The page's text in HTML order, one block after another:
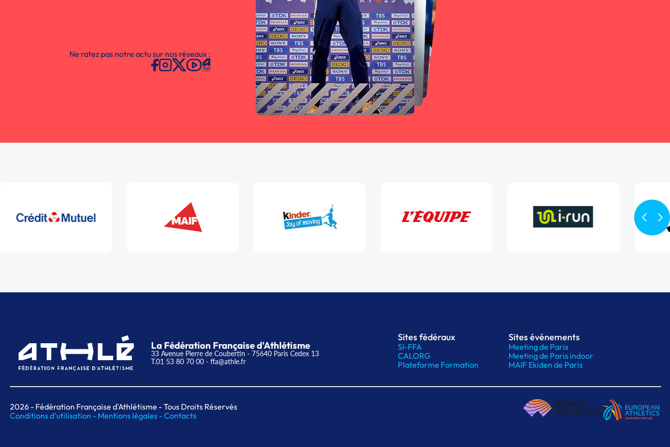
Ne ratez pas notre actu sur nos réseaux :
La Fédération Française d'Athlétisme
33 Avenue Pierre de Coubertin - 75640 Paris Cedex 13
T.01 53 80 70 00 - ffa@athle.fr
Sites fédéraux
SI-FFA
CALORG
Plateforme Formation
Sites événements
Meeting de Paris
Meeting de Paris indoor
MAIF Ekiden de Paris
2026 - Fédération Française d'Athlétisme - Tous Droits Réservés
Conditions d'utilisation - Mentions légales -Contacts